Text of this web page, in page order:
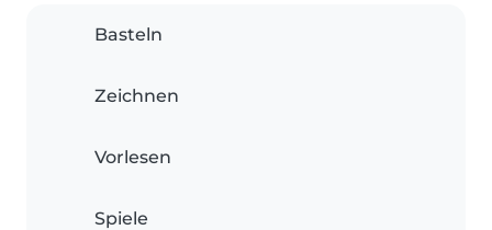
Basteln
Zeichnen
Vorlesen
Spiele